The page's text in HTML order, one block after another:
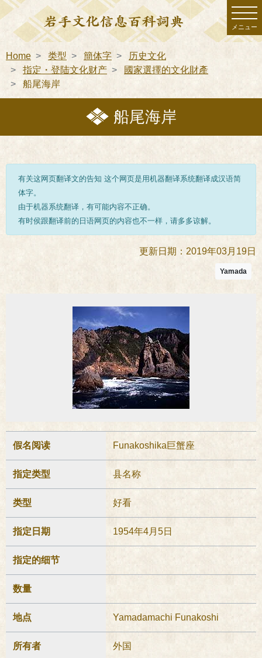
メニュー
Home 类型 簡体字
历史文化
指定・登陆文化财产
國家選擇的文化財產
船尾海岸
船尾海岸
有关这网页翻译文的告知 这个网页是用机器翻译系统翻译成汉语简
体字。
由于机器系统翻译，有可能内容不正确。
有时侯跟翻译前的日语网页的内容也不一样，请多多谅解。
更新日期：2019年03月19日
Yamada
假名阅读 Funakoshika巨蟹座
指定类型 县名称
类型 好看
指定日期 1954年4月5日
指定的细节
数量
地点 Yamadamachi Funakoshi
所有者 外国